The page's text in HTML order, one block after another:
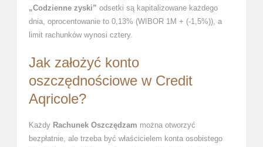
„Codzienne zyski” odsetki są kapitalizowane każdego
dnia, oprocentowanie to 0,13% (WIBOR 1M + (-1,5%)), a
limit rachunków wynosi cztery.
Jak założyć konto
oszczędnościowe w Credit
Aqricole?
Każdy Rachunek Oszczędzam można otworzyć
bezpłatnie, ale trzeba być właścicielem konta osobistego